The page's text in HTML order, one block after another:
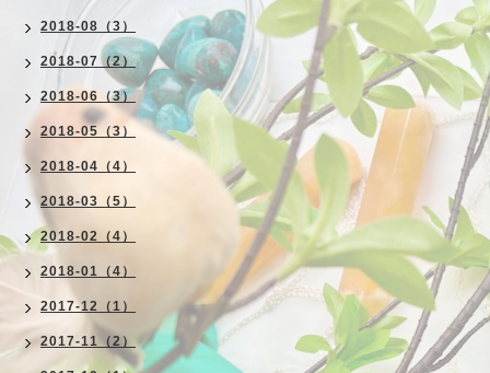
2018-08（3）
2018-07（2）
2018-06（3）
2018-05（3）
2018-04（4）
2018-03（5）
2018-02（4）
2018-01（4）
2017-12（1）
2017-11（2）